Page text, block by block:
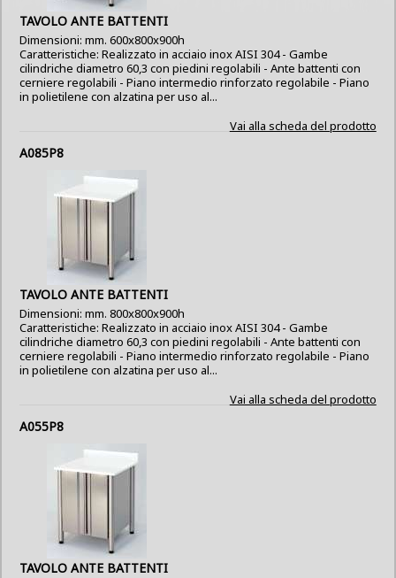
TAVOLO ANTE BATTENTI
Dimensioni: mm. 600x800x900h
Caratteristiche: Realizzato in acciaio inox AISI 304 - Gambe
cilindriche diametro 60,3 con piedini regolabili - Ante battenti con
cerniere regolabili - Piano intermedio rinforzato regolabile - Piano
in polietilene con alzatina per uso al...
Vai alla scheda del prodotto
A085P8
TAVOLO ANTE BATTENTI
Dimensioni: mm. 800x800x900h
Caratteristiche: Realizzato in acciaio inox AISI 304 - Gambe
cilindriche diametro 60,3 con piedini regolabili - Ante battenti con
cerniere regolabili - Piano intermedio rinforzato regolabile - Piano
in polietilene con alzatina per uso al...
Vai alla scheda del prodotto
A055P8
TAVOLO ANTE BATTENTI